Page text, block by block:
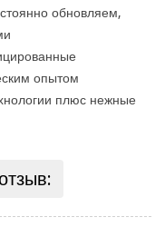
обновляем,
опытом
плюс нежные